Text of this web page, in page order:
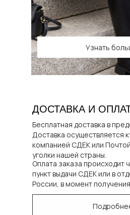
Узнать
ДОСТАВКА И
Оплата заказа происходит
пункт выдачи СДЕК или в
России, в момент
Бесплатная доставка в
Доставка осуществляется
компанией СДЕК или
уголки нашей страны.